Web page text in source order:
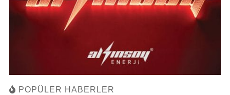
POPÜLER HABERLER